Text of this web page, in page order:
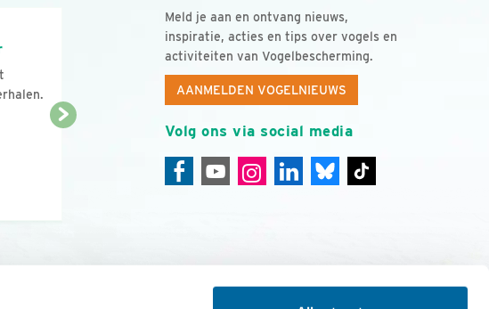
Meld je aan en ontvang nieuws,
inspiratie, acties en tips over vogels en
activiteiten van Vogelbescherming.
AANMELDEN VOGELNIEUWS
Volg ons via social media